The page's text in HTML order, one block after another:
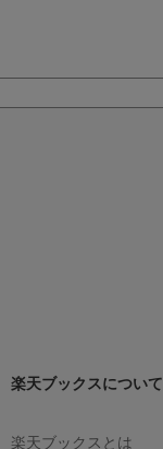
楽天ブックスについて
楽天ブックスとは